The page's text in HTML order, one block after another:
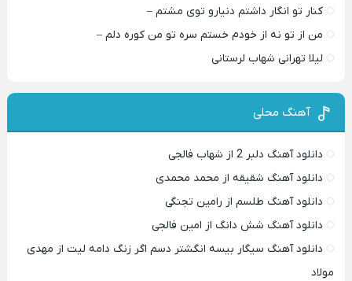
کنار تو انگار داشتم دنیارو توی مشتم –
من از تو نه از خودم خستم سره تو من کوره دلم –
لیلا تهرانی شهاب لرستانی
آهنگ محلی
دانلود آهنگ دلبر 2 از شهاب فالجی
دانلود آهنگ شقیقه از محمد محمدی
دانلود آهنگ طلسم از رامین تجنگی
دانلود آهنگ شش دانگ از امین فالجی
دانلود آهنگ سیگار بیسه انگشتر دسم اگر زنگ دامه لیت از مهدی
مولاد